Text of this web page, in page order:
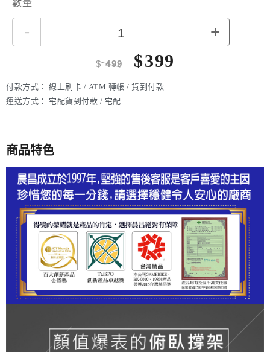
數量
- +
$499 $399
付款方式： 線上刷卡 / ATM 轉帳 / 貨到付款
運送方式：
宅配貨到付款 / 宅配
商品特色